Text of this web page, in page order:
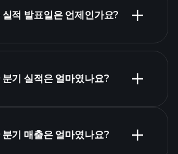
적 발표일은 언제인가요?
기 실적은 얼마였나요?
기 매출은 얼마였나요?